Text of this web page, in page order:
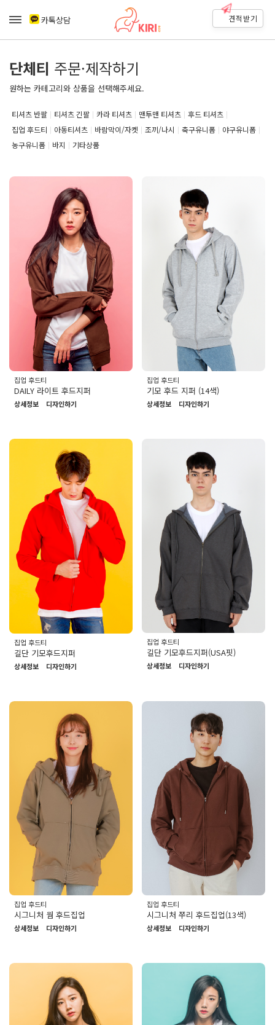
카톡상담 견적받기
단체티 주문·제작하기
원하는 카테고리와 상품을 선택해주세요.
티셔츠 반팔 티셔츠 긴팔 카라 티셔츠 맨투맨 티셔츠
후드 티셔츠
집업 후드티
아동티셔츠 바람막이/자켓 조끼/나시 축구유니폼
야구유니폼
농구유니폼
바지 기타상품
집업 후드티
DAILY 라이트 후드지퍼
상세정보 디자인하기
집업 후드티
기모 후드 지퍼 (14색)
상세정보 디자인하기
집업 후드티
길단 기모후드지퍼
상세정보 디자인하기
집업 후드티
길단 기모후드지퍼(USA핏)
상세정보 디자인하기
집업 후드티
시그니처 웜 후드집업
상세정보 디자인하기
집업 후드티
시그니처 쭈리 후드집업(13색)
상세정보 디자인하기